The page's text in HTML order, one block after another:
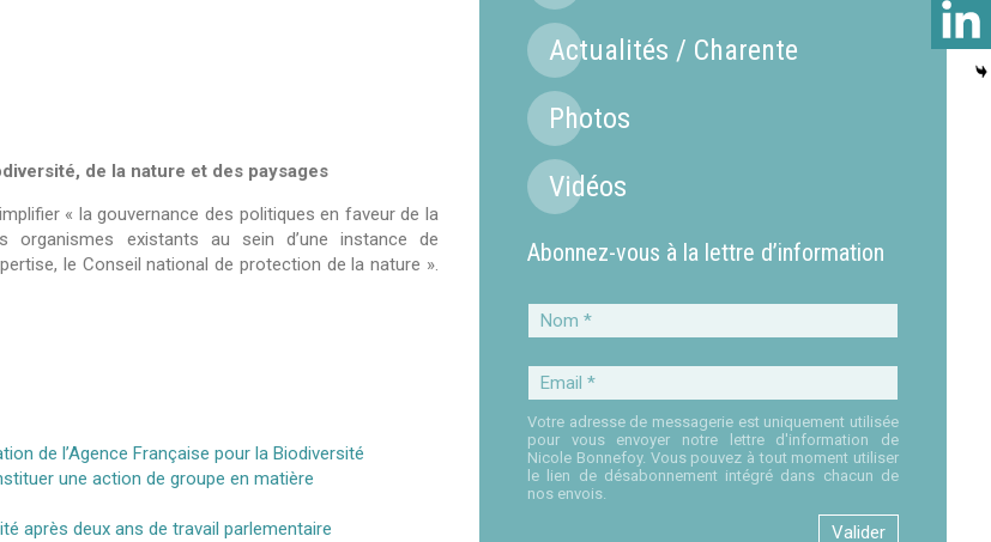
de la nature et des paysages
« la gouvernance des politiques en faveur de la
organismes existants au sein d’une instance de
le Conseil national de protection de la nature ».
de l’Agence Française pour la Biodiversité
une action de groupe en matière
après deux ans de travail parlementaire
Actualités / Charente
Photos
Vidéos
Abonnez-vous à la lettre d’information
Nom
*
Email
*
Votre adresse de messagerie est uniquement utilisée
pour vous envoyer notre lettre d'information de
Nicole Bonnefoy. Vous pouvez à tout moment utiliser
le lien de désabonnement intégré dans chacun de
nos envois.